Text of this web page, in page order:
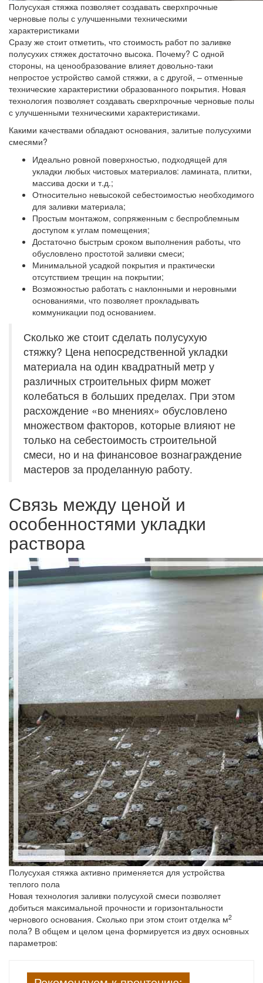
Полусухая стяжка позволяет создавать сверхпрочные
черновые полы с улучшенными техническими
характеристиками
Сразу же стоит отметить, что стоимость работ по заливке
полусухих стяжек достаточно высока. Почему? С одной
стороны, на ценообразование влияет довольно-таки
непростое устройство самой стяжки, а с другой, – отменные
технические характеристики образованного покрытия. Новая
технология позволяет создавать сверхпрочные черновые полы
с улучшенными техническими характеристиками.
Какими качествами обладают основания, залитые полусухими
смесями?
Идеально ровной поверхностью, подходящей для
укладки любых чистовых материалов: ламината, плитки,
массива доски и т.д.;
Относительно невысокой себестоимостью необходимого
для заливки материала;
Простым монтажом, сопряженным с беспроблемным
доступом к углам помещения;
Достаточно быстрым сроком выполнения работы, что
обусловлено простотой заливки смеси;
Минимальной усадкой покрытия и практически
отсутствием трещин на покрытии;
Возможностью работать с наклонными и неровными
основаниями, что позволяет прокладывать
коммуникации под основанием.
Сколько же стоит сделать полусухую
стяжку? Цена непосредственной укладки
материала на один квадратный метр у
различных строительных фирм может
колебаться в больших пределах. При этом
расхождение «во мнениях» обусловлено
множеством факторов, которые влияют не
только на себестоимость строительной
смеси, но и на финансовое вознаграждение
мастеров за проделанную работу.
Связь между ценой и
особенностями укладки
раствора
Полусухая стяжка активно применяется для устройства
теплого пола
Новая технология заливки полусухой смеси позволяет
добиться максимальной прочности и горизонтальности
чернового основания. Сколько при этом стоит отделка м2
пола? В общем и целом цена формируется из двух основных
параметров: